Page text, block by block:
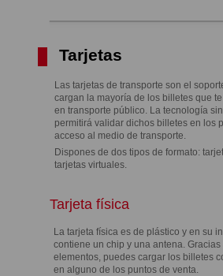
Tarjetas
Las tarjetas de transporte son el
cargan la mayoría de los billetes que
en transporte público. La tecnología
permitirá validar dichos billetes en los
acceso al medio de transporte.
Dispones de dos tipos de formato:
tarjetas virtuales.
Tarjeta física
La tarjeta física es de plástico y en su
contiene un chip y una antena. Gracias
elementos, puedes cargar los billetes
en alguno de los puntos de venta.